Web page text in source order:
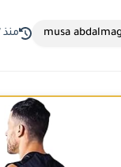
musa منذ 7 سنة